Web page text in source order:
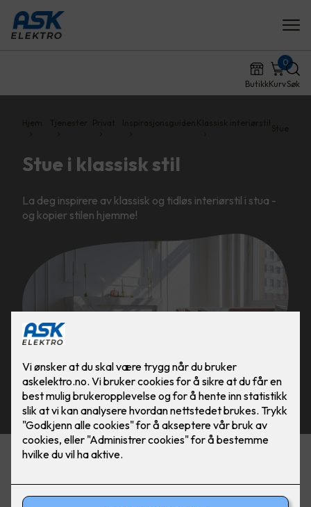
ButikkKurv
0
Søk
Hjem Tjenester Privat Inspirasjonsguiden Klassisk interiørstil
Stue
Stue i klassisk stil
La deg inspirere av klassisk og tidløs interiørstil i stua -
og kopier stilen hjemme!